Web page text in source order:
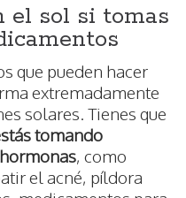
el sol si tomas
que pueden hacer
extremadamente
solares. Tienes que
tomando
, como
el acné, píldora